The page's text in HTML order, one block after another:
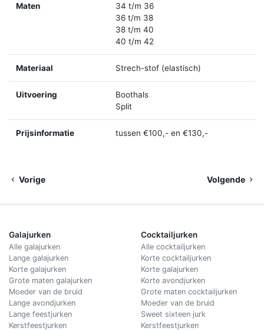
Maten
34 t/m 36
36 t/m 38
38 t/m 40
40 t/m 42
Materiaal Strech-stof (elastisch)
Uitvoering
Boothals
Split
Prijsinformatie tussen €100,- en €130,-
Vorige Volgende
Galajurken
Alle galajurken
Lange galajurken
Korte galajurken
Grote maten galajurken
Moeder van de bruid
Lange avondjurken
Lange feestjurken
Kerstfeestjurken
Cocktailjurken
Alle cocktailjurken
Korte cocktailjurken
Korte galajurken
Korte avondjurken
Grote maten cocktailjurken
Moeder van de bruid
Sweet sixteen jurk
Kerstfeestjurken